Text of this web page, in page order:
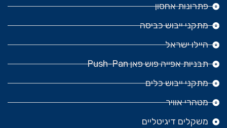
פתרונות אחסון
מתקני ייבוש כביסה
היילו ישראל
תבניות אפייה פוש פאן Push-Pan
מתקני ייבוש כלים
מטהרי אוויר
משקלים דיגיטליים